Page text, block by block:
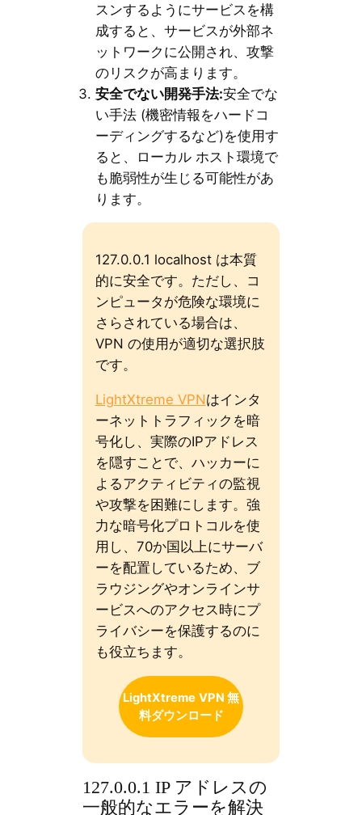
スンするようにサービスを構
成すると、サービスが外部ネ
ットワークに公開され、攻撃
のリスクが高まります。
安全でない開発手法:安全でな
い手法 (機密情報をハードコ
ーディングするなど)を使用す
ると、ローカル ホスト環境で
も脆弱性が生じる可能性があ
ります。
127.0.0.1 localhost は本質
的に安全です。ただし、コ
ンピュータが危険な環境に
さらされている場合は、
VPN の使用が適切な選択肢
です。
LightXtreme VPNはインタ
ーネットトラフィックを暗
号化し、実際のIPアドレス
を隠すことで、ハッカーに
よるアクティビティの監視
や攻撃を困難にします。強
力な暗号化プロトコルを使
用し、70か国以上にサーバ
ーを配置しているため、ブ
ラウジングやオンラインサ
ービスへのアクセス時にプ
ライバシーを保護するのに
も役立ちます。
LightXtreme VPN 無
料ダウンロード
127.0.0.1 IP アドレスの
一般的なエラーを解決